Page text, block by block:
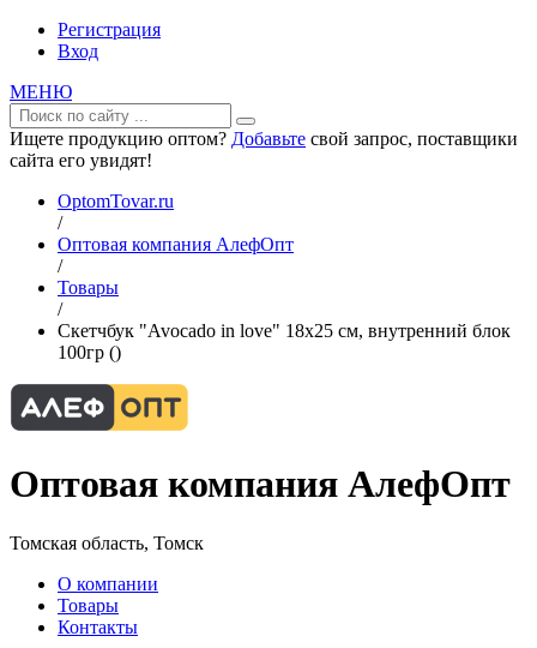
Регистрация
Вход
МЕНЮ
Ищете продукцию оптом? Добавьте свой запрос, поставщики
сайта его увидят!
OptomTovar.ru
/
Оптовая компания АлефОпт
/
Товары
/
Скетчбук "Avocado in love" 18х25 см, внутренний блок
100гр ()
Оптовая компания АлефОпт
Томская область, Томск
О компании
Товары
Контакты